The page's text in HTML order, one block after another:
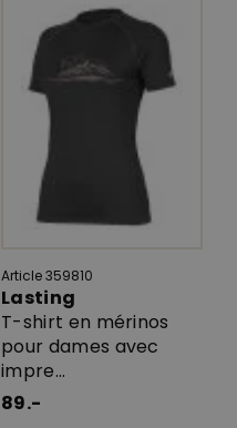
Article 359810
Lasting
T-shirt en mérinos
pour dames avec
impre...
89.-